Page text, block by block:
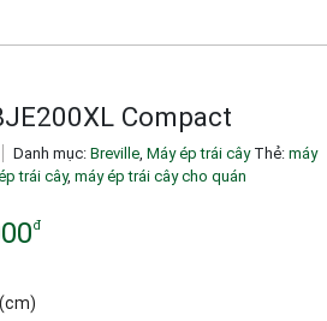
Compact
Danh mục: Breville, Máy ép trái cây Thẻ: máy
trái cây, máy ép trái cây cho quán
đ